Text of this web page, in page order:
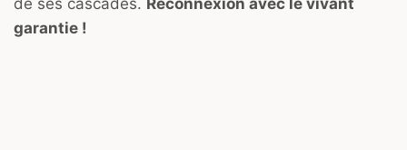
de ses cascades. Reconnexion avec le vivant
garantie !